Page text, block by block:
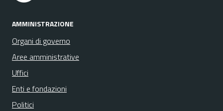
AMMINISTRAZIONE
Organi di governo
Aree amministrative
Uffici
Enti e fondazioni
Politici